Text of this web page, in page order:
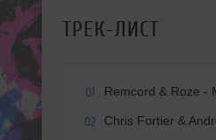
ТРЕК-ЛИСТ
01 Remcord & Roze -
02 Chris Fortier &